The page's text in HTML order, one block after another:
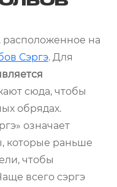
расположенное на
Сэргэ. Для
сюда, чтобы
обрядах.
означает
которые раньше
чтобы
всего сэргэ